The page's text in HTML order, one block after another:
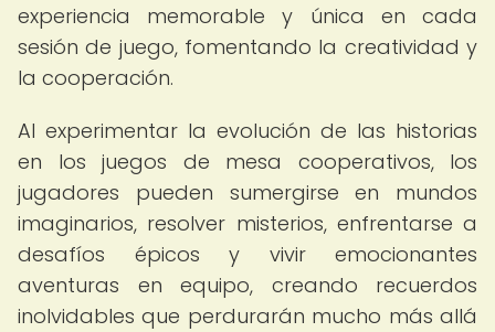
experiencia memorable y única en cada
sesión de juego, fomentando la creatividad y
la cooperación.
Al experimentar la evolución de las historias
en los juegos de mesa cooperativos, los
jugadores pueden sumergirse en mundos
imaginarios, resolver misterios, enfrentarse a
desafíos épicos y vivir emocionantes
aventuras en equipo, creando recuerdos
inolvidables que perdurarán mucho más allá